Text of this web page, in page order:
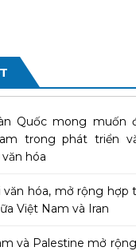
Quốc mong muốn
trong phát triển
hóa
văn hóa, mở rộng hợp
Việt Nam và Iran
và Palestine mở